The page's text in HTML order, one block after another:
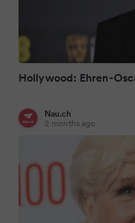
Hollywood: Ehren-
Nau.ch
2 months ago